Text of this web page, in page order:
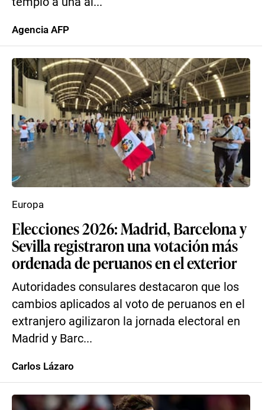
Agencia AFP
Elecciones 2026: Madrid, Barcelona y
Sevilla registraron una votación más
ordenada de peruanos en el exterior
Autoridades consulares destacaron que los
cambios aplicados al voto de peruanos en el
extranjero agilizaron la jornada electoral en
Madrid y Barc...
Europa
Carlos Lázaro